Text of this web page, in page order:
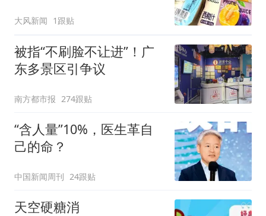
客：机上100多人只有2个
厕所；客服回应：并非每
架飞机都会发放西梅汁
大风新闻 1跟贴
被指“不刷脸不让进”！广
东多景区引争议
南方都市报 274跟贴
“含人量”10%，医生革自
己的命？
中国新闻周刊 24跟贴
天空硬糖消